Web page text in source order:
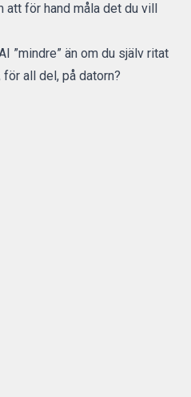
för hand måla det du vill
”mindre” än om du själv ritat
all del, på datorn?